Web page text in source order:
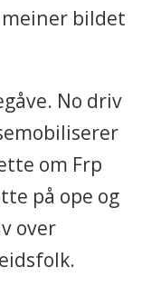
bildet
No driv
om Frp
på ope og
over